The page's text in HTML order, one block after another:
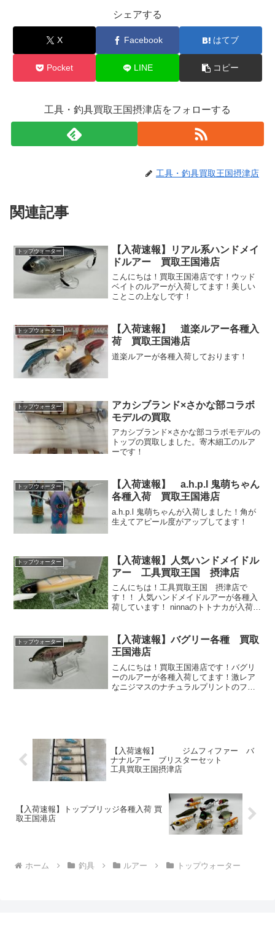
シェアする
X Facebook はてブ
Pocket LINE コピー
工具・釣具買取王国摂津店をフォローする
工具・釣具買取王国摂津店
関連記事
トップウォーター
【入荷速報】リアル系ハンドメイ
ドルアー 買取王国港店
こんにちは！買取王国港店です！ウッド
ベイトのルアーが入荷してます！美しい
ことこの上なしです！
トップウォーター
【入荷速報】 道楽ルアー各種入
荷 買取王国港店
道楽ルアーが各種入荷しております！
トップウォーター
アカシブランド×さかな部コラボ
モデルの買取
アカシブランド×さかな部コラボモデルの
トップの買取しました。寄木細工のルア
ーです！
トップウォーター
【入荷速報】 a.h.p.l 鬼萌ちゃん
各種入荷 買取王国港店
a.h.p.l 鬼萌ちゃんが入荷しました！角が
生えてアピール度がアップしてます！
トップウォーター
【入荷速報】人気ハンドメイドル
アー 工具買取王国 摂津店
こんにちは！工具買取王国 摂津店で
す！！ 人気ハンドメイドルアーが各種入
荷しています！ ninnaのトトナカが入荷し
トップウォーター
【入荷速報】バグリー各種 買取
王国港店
こんにちは！買取王国港店です！バグリ
ーのルアーが各種入荷してます！激レア
なニジマスのナチュラルプリントのフィ
【入荷速報】 ジムフィファー バ
ナナルアー ブリスターセット
工具買取王国摂津店
【入荷速報】トップブリッジ各種入荷 買
取王国港店
ホーム 釣具 ルアー トップウォーター